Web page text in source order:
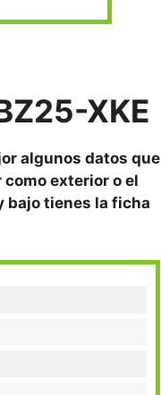
XKE
algunos datos que
exterior o el
bajo tienes la ficha